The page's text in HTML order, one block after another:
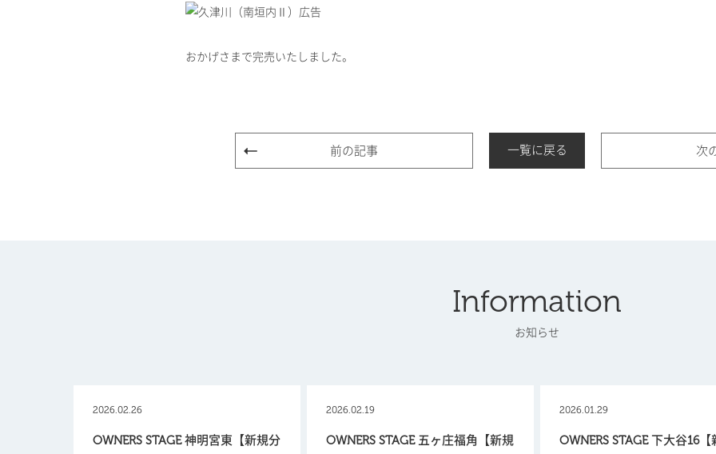
おかげさまで完売いたしました。
前の記事 一覧に戻る 次
Information
お知らせ
2026.02.26
OWNERS STAGE 神明宮東【新規分
2026.02.19
OWNERS STAGE 五ヶ庄福角【新規
2026.01.29
OWNERS STAGE 下大谷16